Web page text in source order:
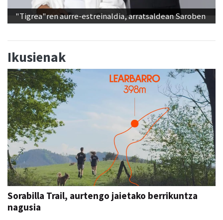
"Tigrea"ren aurre-estreinaldia, arratsaldean Saroben
Ikusienak
Sorabilla Trail, aurtengo jaietako berrikuntza
nagusia